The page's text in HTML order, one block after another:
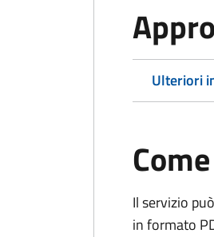
Ulteriori
Il servizio
in formato